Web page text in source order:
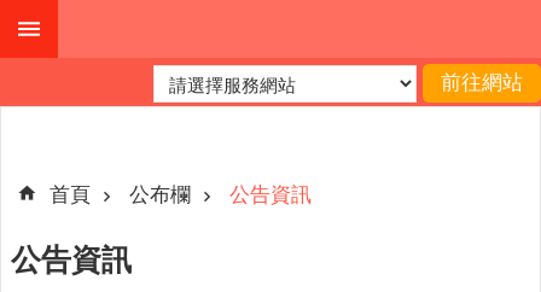
跳到主要內容區塊
階
本
首頁 公布欄 公告資訊
公告資訊